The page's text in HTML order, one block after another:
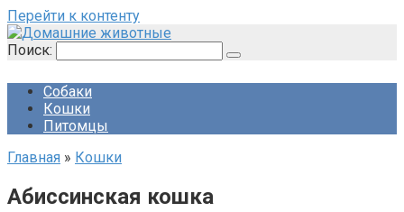
Перейти к контенту
Поиск:
Собаки
Кошки
Питомцы
Главная » Кошки
Абиссинская кошка